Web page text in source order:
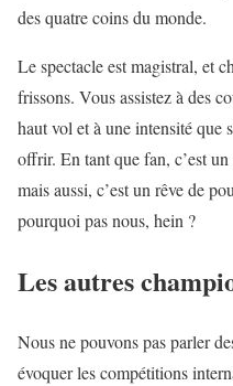
des quatre coins du monde.
Le spectacle est magistral, et
frissons. Vous assistez à des
haut vol et à une intensité que
offrir. En tant que fan, c’est
mais aussi, c’est un rêve de
pourquoi pas nous, hein ?
Les autres
Nous ne pouvons pas parler
évoquer les compétitions